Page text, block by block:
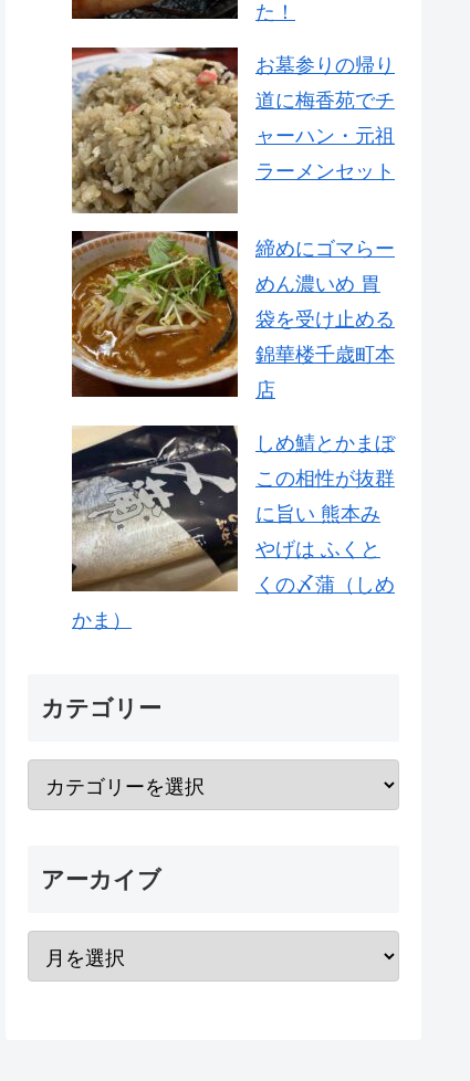
た！
お墓参りの帰り
道に梅香苑でチ
ャーハン・元祖
ラーメンセット
締めにゴマらー
めん濃いめ 胃
袋を受け止める
錦華楼千歳町本
店
しめ鯖とかまぼ
この相性が抜群
に旨い 熊本み
やげは ふくと
くの〆蒲（しめ
かま）
カテゴリー
アーカイブ